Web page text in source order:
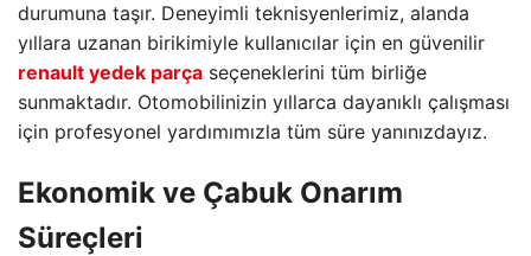
durumuna taşır. Deneyimli teknisyenlerimiz, alanda
yıllara uzanan birikimiyle kullanıcılar için en güvenilir
renault yedek parça seçeneklerini tüm birliğe
sunmaktadır. Otomobilinizin yıllarca dayanıklı çalışması
için profesyonel yardımımızla tüm süre yanınızdayız.
Ekonomik ve Çabuk Onarım
Süreçleri